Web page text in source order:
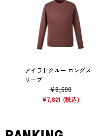
アイラ II クルー ロングス
リーブ
¥8,690
¥7,821